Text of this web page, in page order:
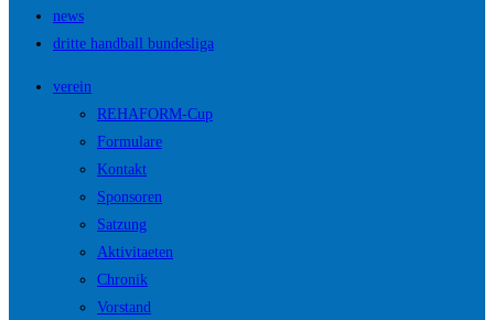
news
dritte handball bundesliga
verein
REHAFORM-Cup
Formulare
Kontakt
Sponsoren
Satzung
Aktivitaeten
Chronik
Vorstand